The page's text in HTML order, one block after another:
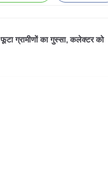
ग्रामीणों का गुस्सा, कलेक्टर को